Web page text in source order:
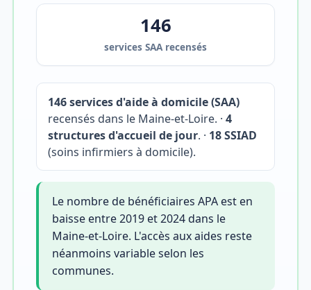
146
services SAA recensés
146 services d'aide à domicile (SAA)
recensés dans le Maine-et-Loire. · 4
structures d'accueil de jour. · 18 SSIAD
(soins infirmiers à domicile).
Le nombre de bénéficiaires APA est en
baisse entre 2019 et 2024 dans le
Maine-et-Loire. L'accès aux aides reste
néanmoins variable selon les
communes.